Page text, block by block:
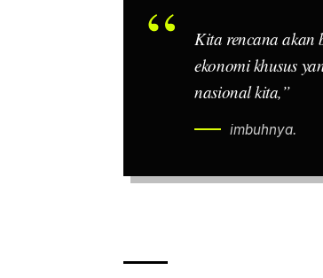
Kita rencana akan
ekonomi khusus
nasional kita,”
imbuhnya.